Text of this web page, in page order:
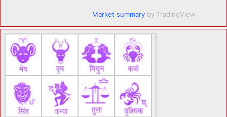
Market summary by TradingView